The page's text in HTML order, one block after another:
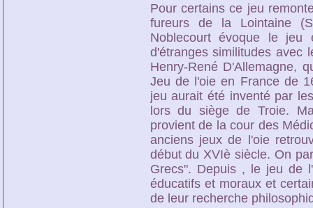
Pour certains ce jeu
fureurs de la Lointaine
Noblecourt évoque le jeu
d'étranges similitudes avec
Henry-René D'Allemagne,
Jeu de l'oie en France de
jeu aurait été inventé par
lors du siège de Troie.
provient de la cour des
anciens jeux de l'oie
début du XVIè siècle. On
Grecs". Depuis , le jeu de
éducatifs et moraux et
de leur recherche